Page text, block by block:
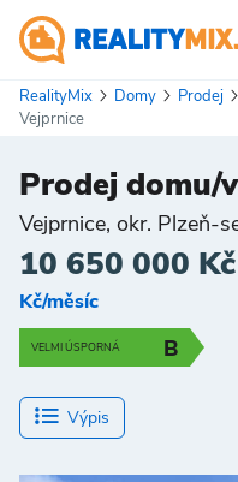
RealityMix Domy Prodej
Vejprnice
Prodej domu/
Vejprnice, okr. Plzeň-
10 650 000 Kč
Kč/měsíc
B
VELMI ÚSPORNÁ
Výpis